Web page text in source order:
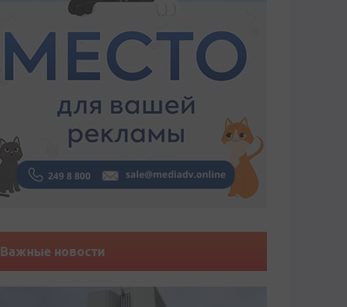
Важные новости